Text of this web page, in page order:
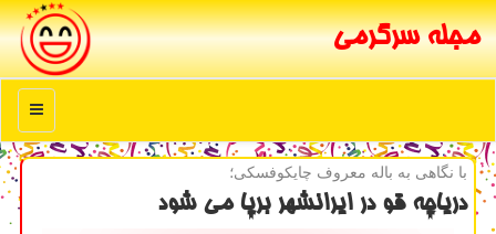
مجله سرگرمی
منو
با نگاهی به باله معروف چایكوفسكی؛
دریاچه قو در ایرانشهر برپا می شود